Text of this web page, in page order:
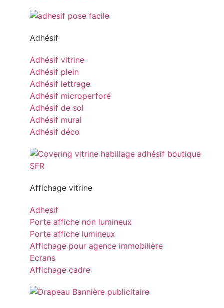
Adhésif
Adhésif vitrine
Adhésif plein
Adhésif lettrage
Adhésif microperforé
Adhésif de sol
Adhésif mural
Adhésif déco
Affichage vitrine
Adhesif
Porte affiche non lumineux
Porte affiche lumineux
Affichage pour agence immobilière
Ecrans
Affichage cadre